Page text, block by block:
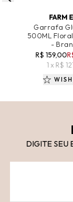
FARM
Garrafa
500ML
-
R$ 159,00
1 x R$
DIGITE SEU